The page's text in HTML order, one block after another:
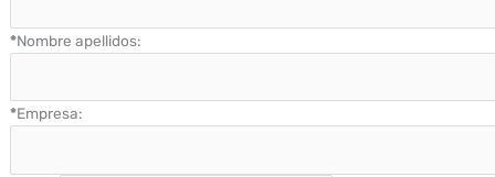
*Nombre apellidos:
*Empresa: